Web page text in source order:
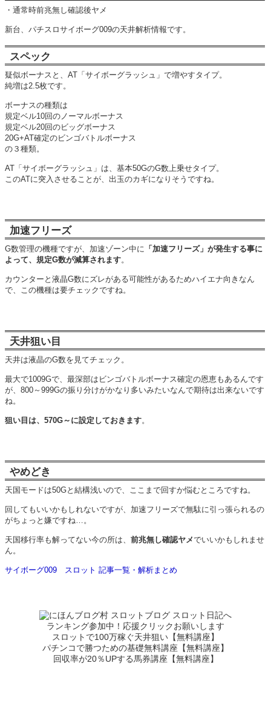
・通常時前兆無し確認後ヤメ
新台、パチスロサイボーグ009の天井解析情報です。
スペック
疑似ボーナスと、AT「サイボーグラッシュ」で増やすタイプ。
純増は2.5枚です。
ボーナスの種類は
規定ベル10回のノーマルボーナス
規定ベル20回のビッグボーナス
20G+AT確定のビンゴバトルボーナス
の３種類。
AT「サイボーグラッシュ」は、基本50GのG数上乗せタイプ。
このATに突入させることが、出玉のカギになりそうですね。
加速フリーズ
G数管理の機種ですが、加速ゾーン中に 「加速フリーズ」が発生する事に
よって、規定G数が減算されます。
カウンターと液晶G数にズレがある可能性があるためハイエナ向きなん
で、この機種は要チェックですね。
天井狙い目
天井は液晶のG数を見てチェック。
最大で1009Gで、最深部はビンゴバトルボーナス確定の恩恵もあるんです
が、800～999Gの振り分けがかなり多いみたいなんで期待は出来ないです
ね。
狙い目は、570G～に設定しておきます。
やめどき
天国モードは50Gと結構浅いので、ここまで回すか悩むところですね。
回してもいいかもしれないですが、加速フリーズで無駄に引っ張られるの
がちょっと嫌ですね…。
天国移行率も解ってない今の所は、 前兆無し確認ヤメでいいかもしれませ
ん。
サイボーグ009 スロット 記事一覧・解析まとめ
ランキング参加中！応援クリックお願いします
スロットで100万稼ぐ天井狙い【無料講座】
パチンコで勝つための基礎無料講座【無料講座】
回収率が20％UPする馬券講座【無料講座】